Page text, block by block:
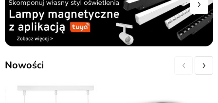
Nowości